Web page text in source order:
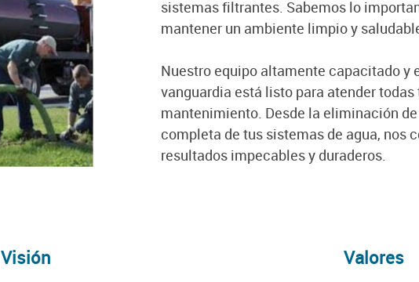
sistemas filtrantes. Sabemos lo
mantener un ambiente limpio y
Nuestro equipo altamente capacitado y
vanguardia está listo para atender
mantenimiento. Desde la eliminación
completa de tus sistemas de agua, nos
resultados impecables y duraderos.
Visión Valores